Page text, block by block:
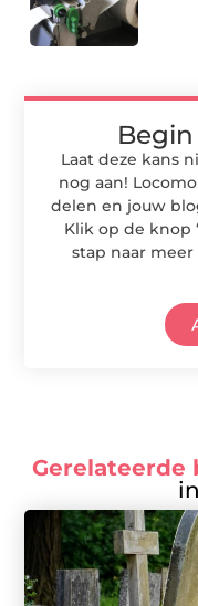
Laat deze kans
nog aan!
delen en jouw
Klik op de knop
stap naar
Gerelateerde